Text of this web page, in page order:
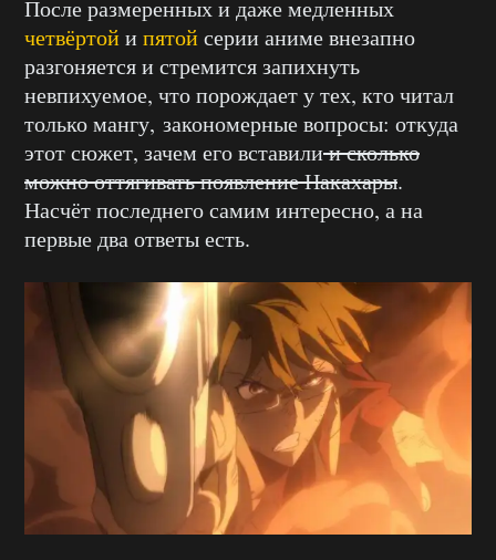
После размеренных и даже медленных
четвёртойи пятойсерии аниме внезапно
разгоняется и стремится запихнуть
невпихуемое, что порождает у тех, кто читал
только мангу, закономерные вопросы: откуда
этот сюжет, зачем его вставилии сколько
можно оттягивать появление Накахары.
Насчёт последнего самим интересно, а на
первые два ответы есть.